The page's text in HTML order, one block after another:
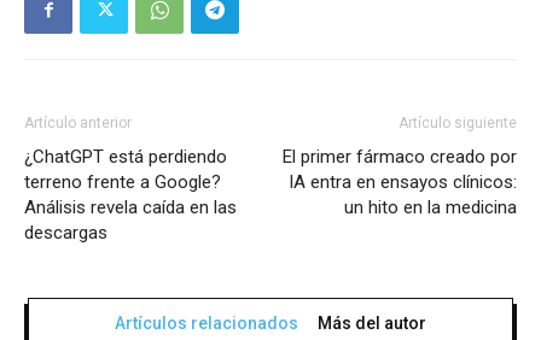
Artículo anterior
¿ChatGPT está perdiendo
terreno frente a Google?
Análisis revela caída en las
descargas
Artículo siguiente
El primer fármaco creado por
IA entra en ensayos clínicos:
un hito en la medicina
Artículos relacionados Más del autor